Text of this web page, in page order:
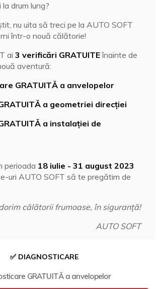
drum lung?
nu uita să treci pe la AUTO SOFT
într-o nouă călătorie!
ai3 verificări GRATUITEînainte de
aventură:
GRATUITĂ a anvelopelor
a geometriei direcției
a instalației de
perioada 18 iulie - 31 august 2023
uri AUTO SOFT să te pregătim de
călătorii frumoase, în siguranță!
AUTO SOFT
✅ DIAGNOSTICARE
GRATUITĂ a anvelopelor